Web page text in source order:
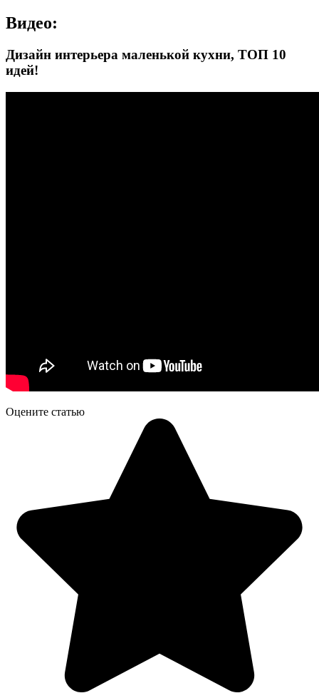
Видео:
Дизайн интерьера маленькой кухни, ТОП 10
идей!
Оцените статью